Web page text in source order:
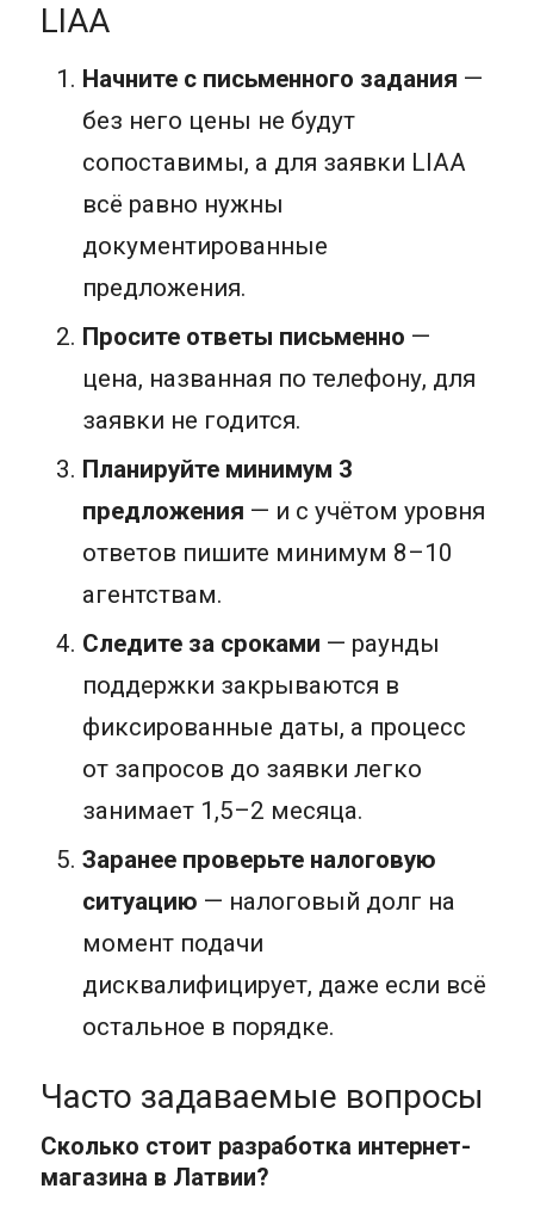
LIAA
Начните с письменного задания —
без него цены не будут
сопоставимы, а для заявки LIAA
всё равно нужны
документированные
предложения.
Просите ответы письменно —
цена, названная по телефону, для
заявки не годится.
Планируйте минимум 3
предложения — и с учётом уровня
ответов пишите минимум 8–10
агентствам.
Следите за сроками — раунды
поддержки закрываются в
фиксированные даты, а процесс
от запросов до заявки легко
занимает 1,5–2 месяца.
Заранее проверьте налоговую
ситуацию — налоговый долг на
момент подачи
дисквалифицирует, даже если всё
остальное в порядке.
Часто задаваемые вопросы
Сколько стоит разработка интернет-
магазина в Латвии?